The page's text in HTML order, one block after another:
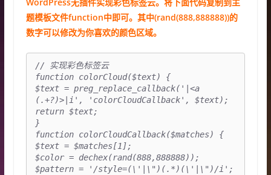
题模板文件function中即可。其中(rand(888,888888))的
数字可以修改为你喜欢的颜色区域。
// 实现彩色标签云
function colorCloud($text) {
$text = preg_replace_callback('|<a
(.+?)>|i', 'colorCloudCallback', $text);
return $text;
}
function colorCloudCallback($matches) {
$text = $matches[1];
$color = dechex(rand(888,888888));
$pattern = '/style=(\'|\")(.*)(\'|\")/i';